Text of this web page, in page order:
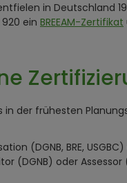
in Deutschland
ein BREEAM-Zertifikat
der frühesten
(DGNB, BRE,
(DGNB) oder